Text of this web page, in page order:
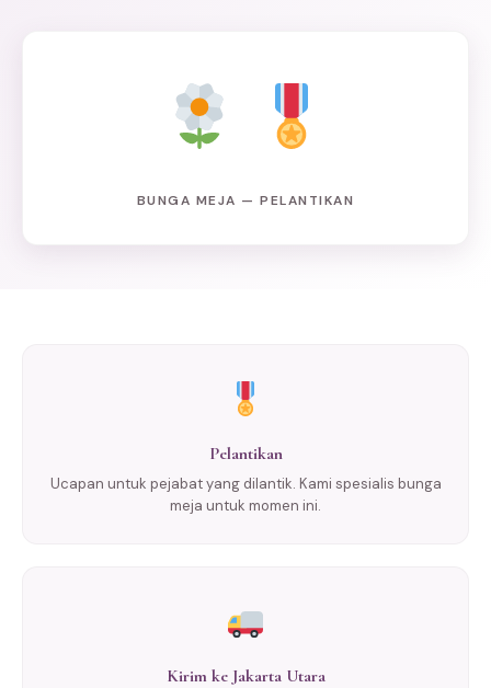
BUNGA MEJA — PELANTIKAN
Pelantikan
Ucapan untuk pejabat yang dilantik. Kami spesialis bunga
meja untuk momen ini.
Kirim ke Jakarta Utara